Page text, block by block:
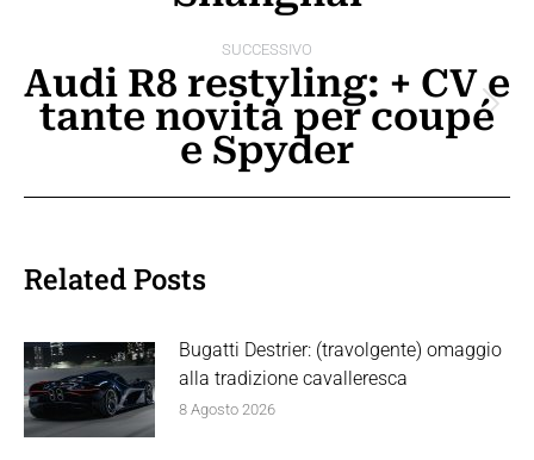
SUCCESSIVO
Prossimo
post:
Audi R8 restyling: + CV e
tante novità per coupé
e Spyder
Related Posts
Bugatti Destrier: (travolgente) omaggio
alla tradizione cavalleresca
8 Agosto 2026